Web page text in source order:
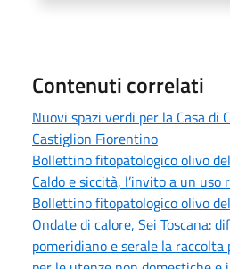
Contenuti correlati
Nuovi spazi verdi per la Casa di
Castiglion Fiorentino
Bollettino fitopatologico olivo
Caldo e siccità, l’invito a un uso
Bollettino fitopatologico olivo
Ondate di calore, Sei Toscana:
pomeridiano e serale la